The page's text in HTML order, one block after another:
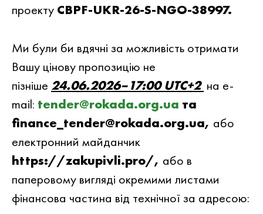
проекту CBPF-UKR-26-S-NGO-38997.
Ми були би вдячнi за можливiсть отримати
Вашу цiнову пропозицiю не
пiзнiше 24.06.2026–17:00 UTC+2 на e-
mail: tender@rokada.org.ua та
finance_tender@rokada.org.ua, або
електронний майданчик
https://zakupivli.pro/, або в
паперовому вигляді окремими листами
фінансова частина від технічної за адресою: